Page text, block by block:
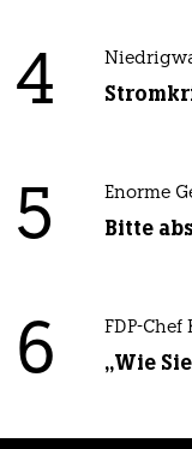
4
5 Enorme
Bitte
6 FDP-
„Wie